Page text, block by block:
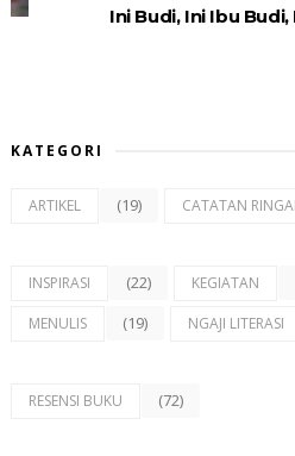
Ini Budi, Ini Ibu
KATEGORI
ARTIKEL (19) CATATAN
INSPIRASI (22) KEGIATAN
MENULIS (19) NGAJI LITERASI
RESENSI BUKU (72)